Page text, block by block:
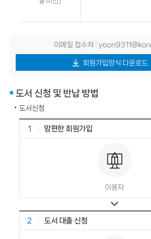
이메일 접수처 :
회원가입양식 다운로드
도서 신청 및 반납 방법
도서신청
1 맘편한 회원가입
이용자
2 도서 대출 신청